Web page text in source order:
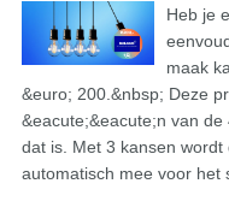
Heb je
maak
&euro; 200.&nbsp; Deze
&eacute;&eacute;n van
dat is. Met 3 kansen
automatisch mee voor